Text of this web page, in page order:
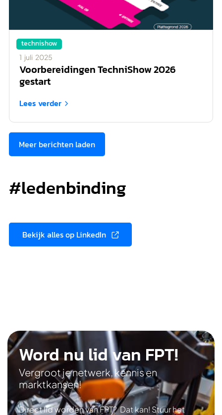
technishow
1 juli 2025
Voorbereidingen TechniShow 2026
gestart
Lees verder 
Meer berichten laden
#ledenbinding
Bekijk alles op LinkedIn
Word nu lid van FPT!
Vergroot je netwerk, kennis en
marktkansen!
Direct lid worden van FPT? Dat kan! Stuur het